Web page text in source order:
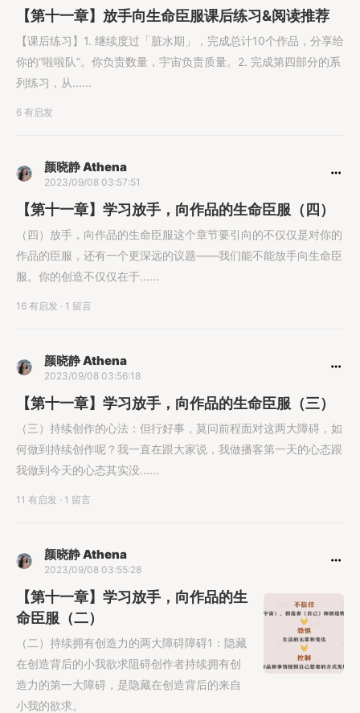
【第十一章】放手向生命臣服课后练习&阅读推荐
【课后练习】1. 继续度过「脏水期」，完成总计10个作品，分享给
你的“啦啦队”。你负责数量，宇宙负责质量。2. 完成第四部分的系
列练习，从......
6 有启发
颜晓静 Athena
2023/09/08 03:57:51
【第十一章】学习放手，向作品的生命臣服（四）
（四）放手，向作品的生命臣服这个章节要引向的不仅仅是对你的
作品的臣服，还有一个更深远的议题——我们能不能放手向生命臣
服。你的创造不仅仅在于......
16 有启发 · 1 留言
颜晓静 Athena
2023/09/08 03:56:18
【第十一章】学习放手，向作品的生命臣服（三）
（三）持续创作的心法：但行好事，莫问前程面对这两大障碍，如
何做到持续创作呢？我一直在跟大家说，我做播客第一天的心态跟
我做到今天的心态其实没......
11 有启发 · 1 留言
颜晓静 Athena
2023/09/08 03:55:28
【第十一章】学习放手，向作品的生
命臣服（二）
（二）持续拥有创造力的两大障碍障碍1：隐藏
在创造背后的小我欲求阻碍创作者持续拥有创
造力的第一大障碍，是隐藏在创造背后的来自
小我的欲求。